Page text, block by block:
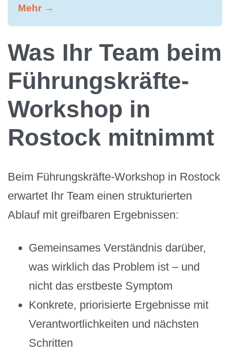
Mehr →
Was Ihr Team beim
Führungskräfte-
Workshop in
Rostock mitnimmt
Beim Führungskräfte-Workshop in Rostock
erwartet Ihr Team einen strukturierten
Ablauf mit greifbaren Ergebnissen:
Gemeinsames Verständnis darüber,
was wirklich das Problem ist – und
nicht das erstbeste Symptom
Konkrete, priorisierte Ergebnisse mit
Verantwortlichkeiten und nächsten
Schritten